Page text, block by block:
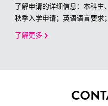
了解申请的详细信息：本科生
秋季入学申请；英语语言要求
了解更多